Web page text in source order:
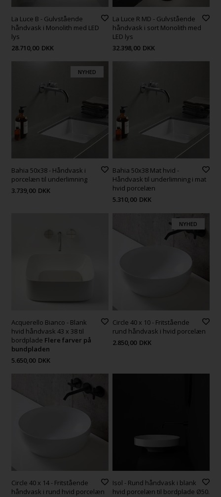
La Luce B - Gulvstående
håndvask i Monolith med LED
lys
28.710,00 DKK
La Luce R MD - Gulvstående
håndvask i sort Monolith med
LED lys
32.398,00 DKK
NYHED
Bahia 50x38 - Håndvask i
porcelæn til underlimning
3.739,00 DKK
Bahia 50x38 Mat hvid -
Håndvask til underlimning i mat
hvid porcelæn
5.310,00 DKK
Acquerello Bianco - Blank
hvid håndvask 43 x 38 til
bordplade Flere farver på
bundpladen
5.650,00 DKK
NYHED
Circle 40 x 10 - Fritstående
rund håndvask i hvid porcelæn
2.850,00 DKK
Circle 40 x 14 - Fritstående
håndvask i rund hvid porcelæn
Isol - Rund håndvask i blank
hvid porcelæn til bordplade Ø50.